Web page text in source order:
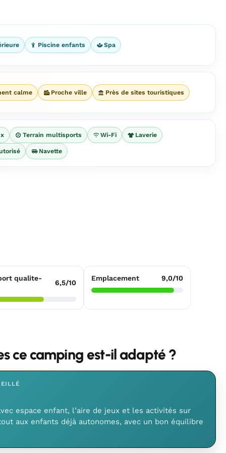
Piscine enfants Spa
calme Proche ville Près de sites touristiques
Terrain multisports Wi-Fi Laverie
Navette
qualite-
6,5/10
Emplacement 9,0/10
ce camping est-il adapté ?
espace enfant, l’aire de jeux et les activités sur
aux enfants déjà autonomes, avec un bon équilibre